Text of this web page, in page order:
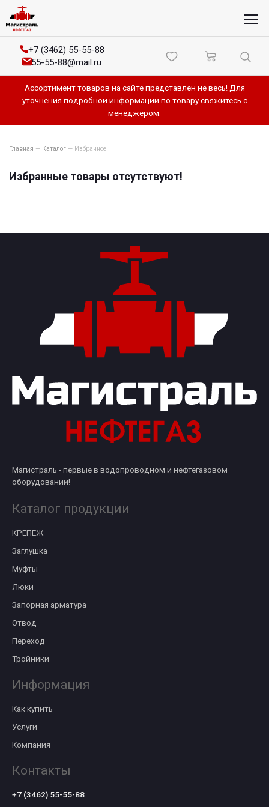
+7 (3462) 55-55-88
55-55-88@mail.ru
Ассортимент товаров на сайте представлен не весь! Для
уточнения подробной информации по товару свяжитесь с
менеджером.
Главная — Каталог — Избранное
Избранные товары отсутствуют!
Магистраль - первые в водопроводном и нефтегазовом
оборудовании!
Каталог продукции
КРЕПЕЖ
Заглушка
Муфты
Люки
Запорная арматура
Отвод
Переход
Тройники
Информация
Как купить
Услуги
Компания
Контакты
+7 (3462) 55-55-88